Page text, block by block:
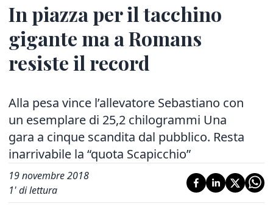
In piazza per il tacchino
gigante ma a Romans
resiste il record
Alla pesa vince l’allevatore Sebastiano con
un esemplare di 25,2 chilogrammi Una
gara a cinque scandita dal pubblico. Resta
inarrivabile la “quota Scapicchio”
19 novembre 2018
1' di lettura